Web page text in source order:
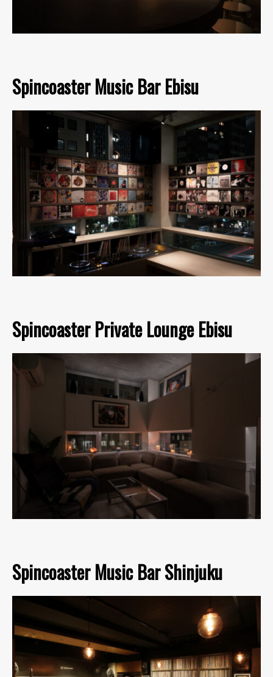
Spincoaster Music Bar Ebisu
Spincoaster Private Lounge Ebisu
Spincoaster Music Bar Shinjuku